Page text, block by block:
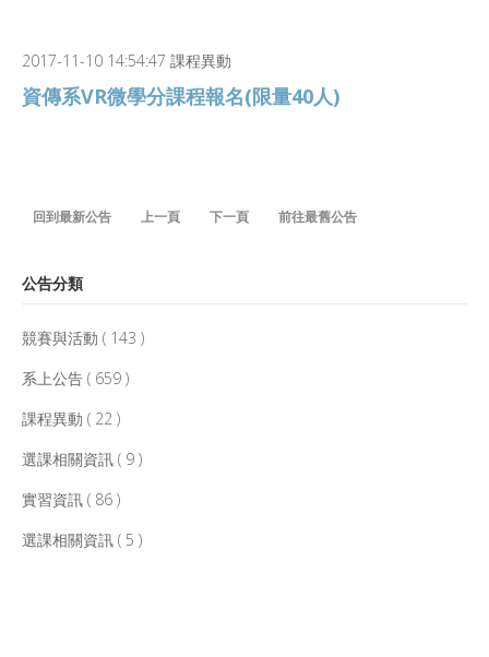
2017-11-10 14:54:47 課程異動
資傳系VR微學分課程報名(限量40人)
回到最新公告 上一頁 下一頁 前往最舊公告
公告分類
競賽與活動 ( 143 )
系上公告 ( 659 )
課程異動 ( 22 )
選課相關資訊 ( 9 )
實習資訊 ( 86 )
選課相關資訊 ( 5 )